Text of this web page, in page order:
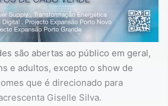
são abertas ao público em geral,
e adultos, excepto o show de
que é direcionado para
Giselle Silva.